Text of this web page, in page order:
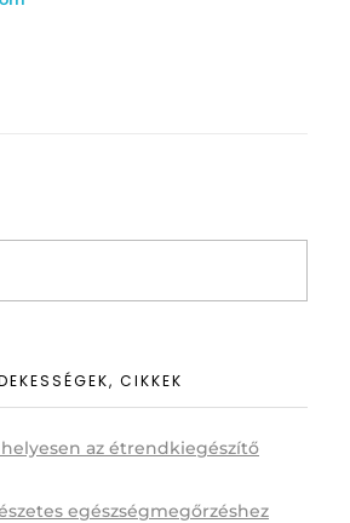
CIKKEK
az étrendkiegészítő
egészségmegőrzéshez